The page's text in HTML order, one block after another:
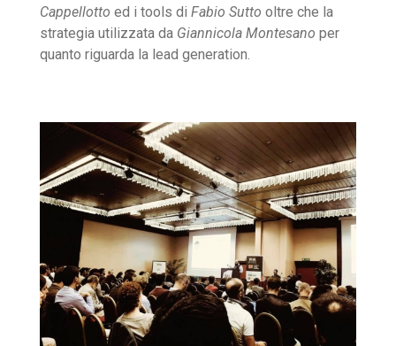
Cappellotto ed i tools di Fabio Sutto oltre che la
strategia utilizzata da Giannicola Montesano per
quanto riguarda la lead generation.